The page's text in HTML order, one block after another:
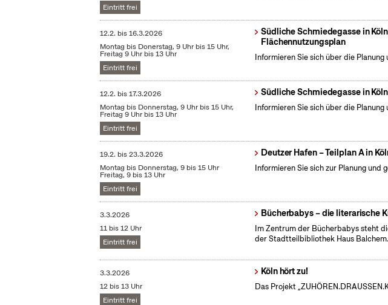
Eintritt frei
12.2. bis16.3.2026
Montag bis Donerstag, 9 Uhr bis 15 Uhr,
Freitag 9 Uhr bis 13 Uhr
Eintritt frei
Südliche Schmiedegasse in
Flächennutzungsplan
Informieren Sie sich über die
12.2. bis17.3.2026
Montag bis Donnerstag, 9 Uhr bis 15 Uhr,
Freitag 9 Uhr bis 13 Uhr
Eintritt frei
Südliche Schmiedegasse in
Informieren Sie sich über die
19.2. bis23.3.2026
Montag bis Donnerstag, 9 bis 15 Uhr
Freitag, 9 bis 13 Uhr
Eintritt frei
Deutzer Hafen – Teilplan A in
Informieren Sie sich zur Planung und
3.3.2026
11 bis 12 Uhr
Eintritt frei
Bücherbabys – die literarische
Im Zentrum der Bücherbabys steht
der Stadtteilbibliothek Haus Balchem.
3.3.2026
12 bis 13 Uhr
Eintritt frei
Köln hört zu!
Das Projekt